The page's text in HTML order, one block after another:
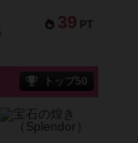
39 PT
トップ50